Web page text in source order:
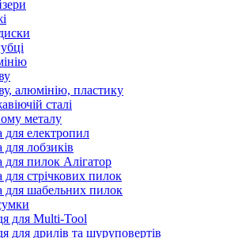
алюмінію, пластику
сталі
металу
для електропил
лобзиків
для пилок Алігатор
стрічкових пилок
для шабельних пилок
для Multi-Tool
для дрилів та шуруповертів